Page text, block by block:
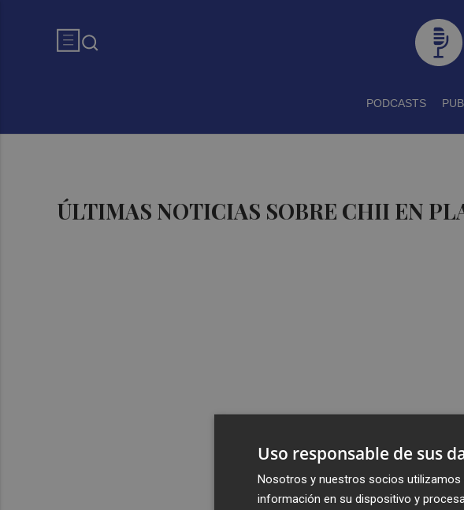
PODCASTS
ÚLTIMAS NOTICIAS SOBRE CHII EN
Uso responsable de sus
Nosotros y nuestros socios utilizamos
información en su dispositivo y